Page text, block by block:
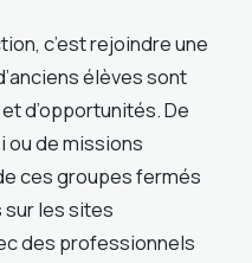
c’est rejoindre une
élèves sont
d’opportunités. De
ou de missions
ces groupes fermés
sur les sites
des professionnels